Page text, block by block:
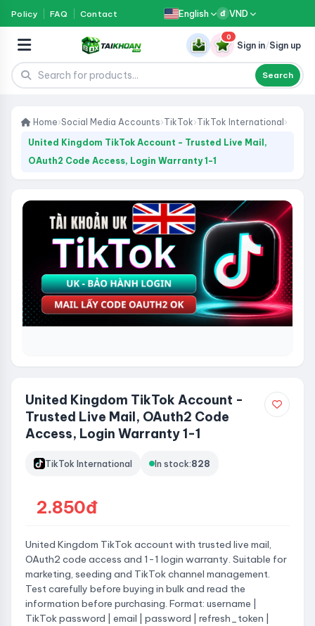
Policy FAQ Contact English đ VND
Search
0
Sign in/Sign up
Home›Social Media Accounts›TikTok›TikTok International ›
United Kingdom TikTok Account - Trusted Live Mail,
OAuth2 Code Access, Login Warranty 1-1
United Kingdom TikTok Account -
Trusted Live Mail, OAuth2 Code
Access, Login Warranty 1-1
TikTok International In stock:828
2.850đ
United Kingdom TikTok account with trusted live mail,
OAuth2 code access and 1-1 login warranty. Suitable for
marketing, seeding and TikTok channel management.
Test carefully before buying in bulk and read the
information before purchasing. Format: username |
TikTok password | email | password | refresh_token |